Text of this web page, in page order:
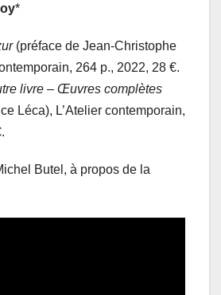
*
(préface de Jean-Christophe
264 p., 2022, 28 €.
livre – Œuvres complètes
Léca), L’Atelier contemporain,
Butel, à propos de la